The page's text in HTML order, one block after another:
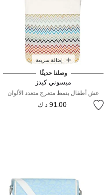
إضافة سريعة
وصلنا حديثًا
ميسوني كيدز
عش أطفال بنمط متعرج متعدد الألوان
91.00 د ك